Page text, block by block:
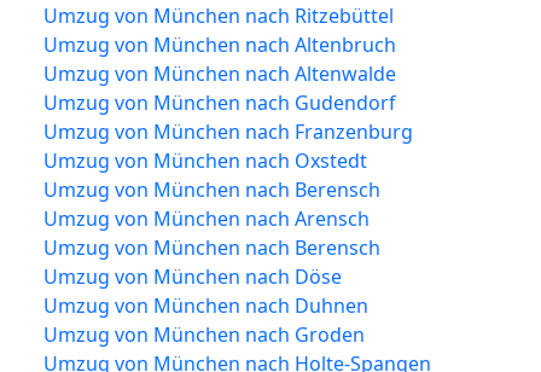
Umzug von München nach Ritzebüttel
Umzug von München nach Altenbruch
Umzug von München nach Altenwalde
Umzug von München nach Gudendorf
Umzug von München nach Franzenburg
Umzug von München nach Oxstedt
Umzug von München nach Berensch
Umzug von München nach Arensch
Umzug von München nach Berensch
Umzug von München nach Döse
Umzug von München nach Duhnen
Umzug von München nach Groden
Umzug von München nach Holte-Spangen